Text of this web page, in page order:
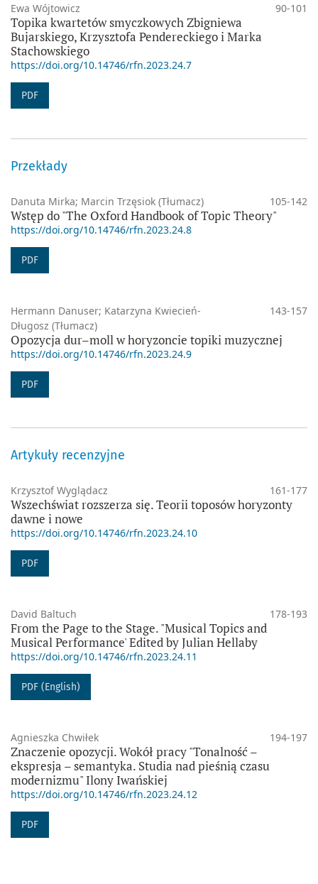
Ewa Wójtowicz 90-101
Topika kwartetów smyczkowych Zbigniewa
Bujarskiego, Krzysztofa Pendereckiego i Marka
Stachowskiego
https://doi.org/10.14746/rfn.2023.24.7
PDF
Przekłady
Danuta Mirka; Marcin Trzęsiok (Tłumacz) 105-142
Wstęp do "The Oxford Handbook of Topic Theory"
https://doi.org/10.14746/rfn.2023.24.8
PDF
Hermann Danuser; Katarzyna Kwiecień-
Długosz (Tłumacz)
143-157
Opozycja dur–moll w horyzoncie topiki muzycznej
https://doi.org/10.14746/rfn.2023.24.9
PDF
Artykuły recenzyjne
Krzysztof Wyglądacz 161-177
Wszechświat rozszerza się. Teorii toposów horyzonty
dawne i nowe
https://doi.org/10.14746/rfn.2023.24.10
PDF
David Baltuch 178-193
From the Page to the Stage. "Musical Topics and
Musical Performance' Edited by Julian Hellaby
https://doi.org/10.14746/rfn.2023.24.11
PDF (English)
Agnieszka Chwiłek 194-197
Znaczenie opozycji. Wokół pracy "Tonalność –
ekspresja – semantyka. Studia nad pieśnią czasu
modernizmu" Ilony Iwańskiej
https://doi.org/10.14746/rfn.2023.24.12
PDF